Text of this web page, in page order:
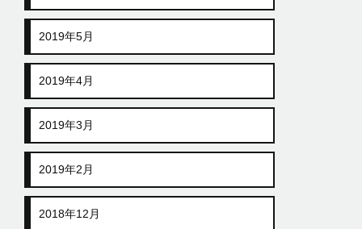
2019年5月
2019年4月
2019年3月
2019年2月
2018年12月